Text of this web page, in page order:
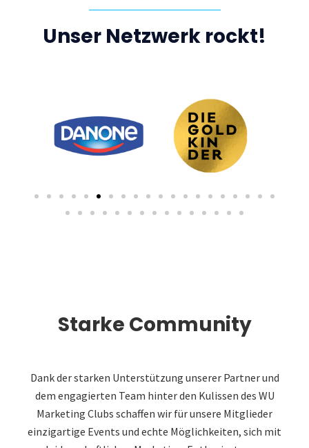
Starke Community
dem engagierten Team hinter den Kulissen des WU
Marketing Clubs schaffen wir für unsere Mitglieder
einzigartige Events und echte Möglichkeiten, sich mit
leidenschaftlichen Marketing-Enthusiasten zu